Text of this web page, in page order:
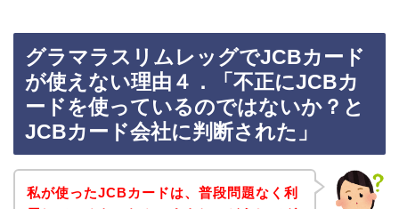
グラマラスリムレッグでJCBカード
が使えない理由４．「不正にJCBカ
ードを使っているのではないか？と
JCBカード会社に判断された」
私が使ったJCBカードは、普段問題なく利